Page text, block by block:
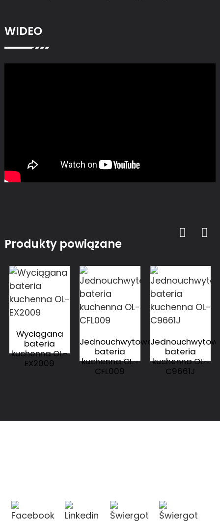
WIDEO
Produkty powiązane
Wyciągana
bateria
kuchenna OL-
EX2009
Jednouchwytowa
bateria
kuchenna OL-
CFL009
bateria
kuchenna OL-
C9661J